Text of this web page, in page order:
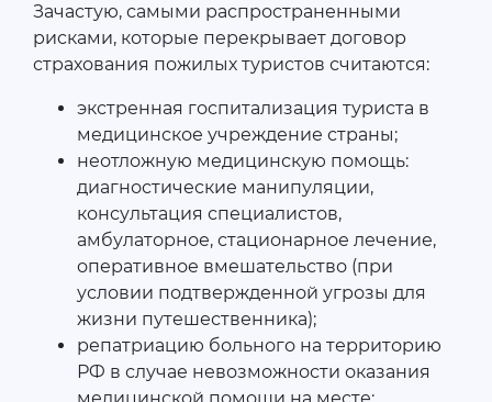
Зачастую, самыми распространенными
рисками, которые перекрывает договор
страхования пожилых туристов считаются:
экстренная госпитализация туриста в
медицинское учреждение страны;
неотложную медицинскую помощь:
диагностические манипуляции,
консультация специалистов,
амбулаторное, стационарное лечение,
оперативное вмешательство (при
условии подтвержденной угрозы для
жизни путешественника);
репатриацию больного на территорию
РФ в случае невозможности оказания